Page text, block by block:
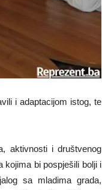
i adaptacijom istog, te
aktivnosti i društvenog
kojima bi pospješili bolji i
sa mladima grada,